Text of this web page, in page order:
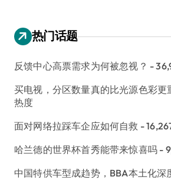
热门话题
反馈中心高票需求为何被忽视？ -
买电视，分区数量真的比光源色彩更
热度
面对网络拉踩车企应如何自救 -
哈兰德的世界杯首秀能带来惊喜吗 -
中国特供车型成趋势，BBA本土化深